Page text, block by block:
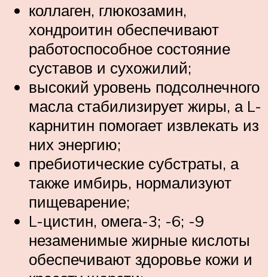
коллаген, глюкозамин,
хондроитин обеспечивают
работоспособное состояние
суставов и сухожилий;
высокий уровень подсолнечного
масла стабилизирует жиры, а L-
карнитин помогает извлекать из
них энергию;
пребиотические субстраты, а
также имбирь, нормализуют
пищеварение;
L-цистин, омега-3; -6; -9
незаменимые жирные кислоты
обеспечивают здоровье кожи и